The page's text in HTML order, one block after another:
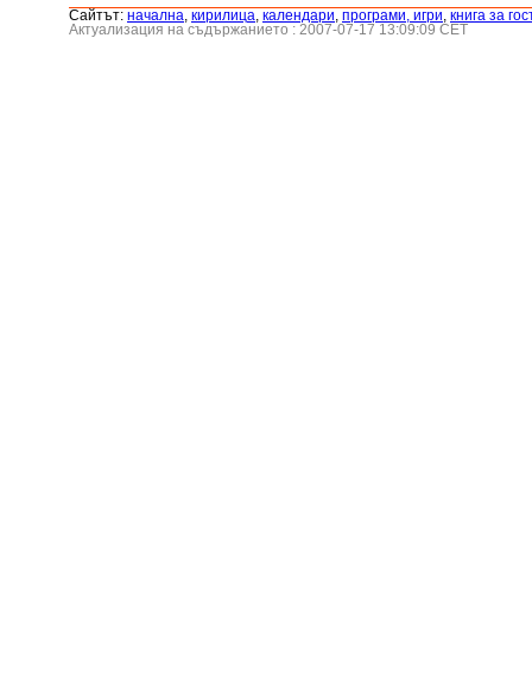
Сайтът: началнa, кирилица, календари, програми, игри, книга за
Актуализация на съдържанието : 2007-07-17 13:09:09 CET